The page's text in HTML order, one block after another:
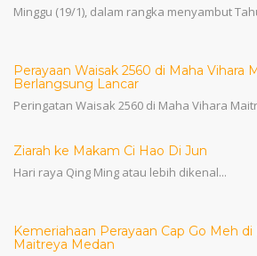
Minggu (19/1), dalam rangka menyambut
Perayaan Waisak 2560 di Maha Vihara
Berlangsung Lancar
Peringatan Waisak 2560 di Maha Vihara
Ziarah ke Makam Ci Hao Di Jun
Hari raya Qing Ming atau lebih dikenal...
Kemeriahaan Perayaan Cap Go Meh di
Maitreya Medan